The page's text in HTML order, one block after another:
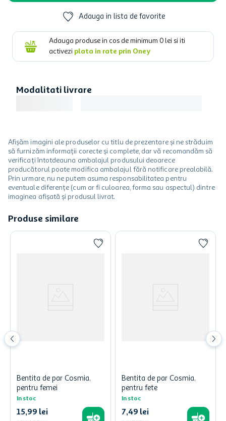
Adauga in lista de favorite
Adauga produse in cos de minimum 0 lei si iti
activezi plata in rate prin Oney
Modalitati livrare
Afișăm imagini ale produselor cu titlu de prezentare și ne străduim
să furnizăm informații corecte și complete, dar vă recomandăm să
verificați întotdeauna ambalajul produsului deoarece
producătorul poate modifica ambalajul fără notificare prealabilă.
Prin urmare, nu ne putem asuma responsabilitatea pentru
eventuale diferențe (cum ar fi culoarea, forma sau aspectul) dintre
imaginea afișată și produsul livrat.
Produse similare
Bentita de par Cosmia,
pentru femei
In stoc
15,99 lei
Bentita de par Cosmia,
pentru fete
In stoc
7,49 lei